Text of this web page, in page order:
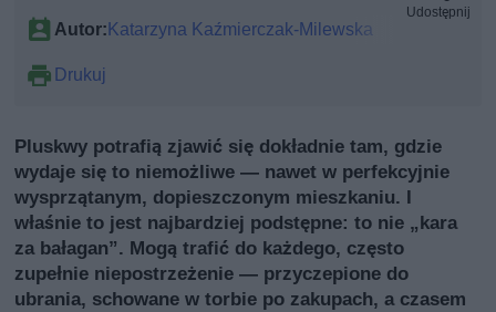
Autor: Katarzyna Kaźmierczak-Milewska
Drukuj
Udostępnij
Pluskwy potrafią zjawić się dokładnie tam, gdzie
wydaje się to niemożliwe — nawet w perfekcyjnie
wysprzątanym, dopieszczonym mieszkaniu. I
właśnie to jest najbardziej podstępne: to nie „kara
za bałagan”. Mogą trafić do każdego, często
zupełnie niepostrzeżenie — przyczepione do
ubrania, schowane w torbie po zakupach, a czasem